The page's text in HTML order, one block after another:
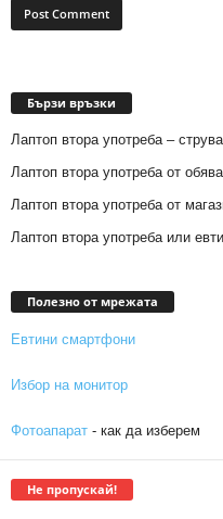
Бързи връзки
Лаптоп втора употреба –
Лаптоп втора употреба от обява
Лаптоп втора употреба от
Лаптоп втора употреба или
Полезно от мрежата
Евтини смартфони
Избор на монитор
Фотоапарат - как да изберем
Не пропускай!